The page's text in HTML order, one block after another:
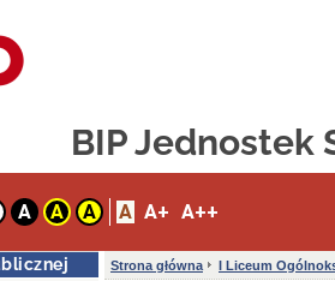
BIP Jednostek
A A A A A+ A++
Strona główna I Liceum